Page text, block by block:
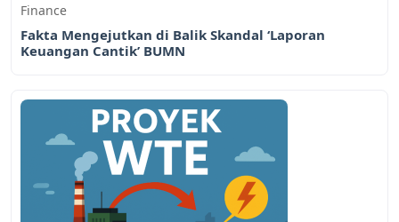
Finance
Fakta Mengejutkan di Balik Skandal ‘Laporan
Keuangan Cantik’ BUMN